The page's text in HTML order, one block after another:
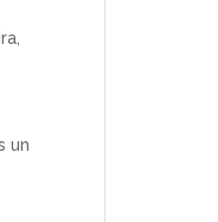
un